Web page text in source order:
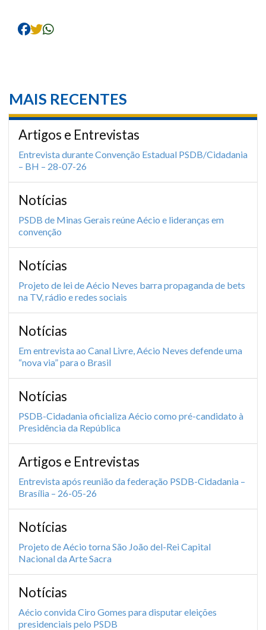
MAIS RECENTES
Artigos e Entrevistas
Entrevista durante Convenção Estadual PSDB/Cidadania
– BH – 28-07-26
Notícias
PSDB de Minas Gerais reúne Aécio e lideranças em
convenção
Notícias
Projeto de lei de Aécio Neves barra propaganda de bets
na TV, rádio e redes sociais
Notícias
Em entrevista ao Canal Livre, Aécio Neves defende uma
“nova via” para o Brasil
Notícias
PSDB-Cidadania oficializa Aécio como pré-candidato à
Presidência da República
Artigos e Entrevistas
Entrevista após reunião da federação PSDB-Cidadania –
Brasília – 26-05-26
Notícias
Projeto de Aécio torna São João del-Rei Capital
Nacional da Arte Sacra
Notícias
Aécio convida Ciro Gomes para disputar eleições
presidenciais pelo PSDB